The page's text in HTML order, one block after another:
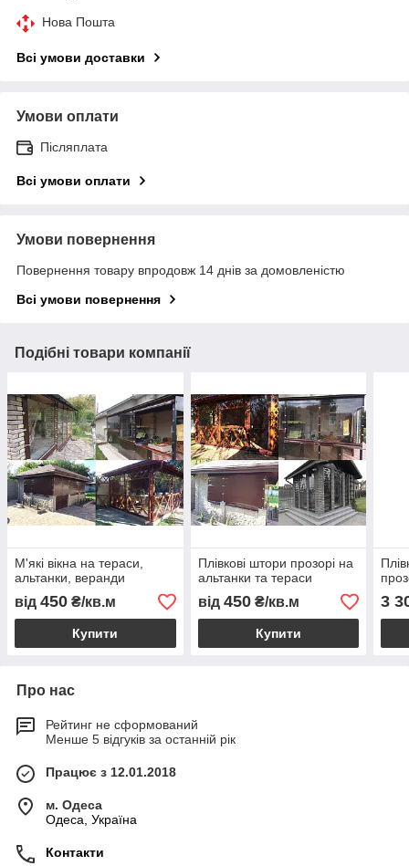
Нова Пошта
Всі умови доставки
Умови оплати
Післяплата
Всі умови оплати
Умови повернення
Повернення товару впродовж 14 днів за домовленістю
Всі умови повернення
Подібні товари компанії
М'які вікна на тераси,
альтанки, веранди
від 450 ₴/кв.м
Купити
Плівкові штори прозорі на
альтанки та тераси
від 450₴/кв.м
Купити
3
Про нас
Рейтинг не сформований
Менше 5 відгуків за останній рік
Працює з 12.01.2018
м. Одеса
Одеса, Україна
Контакти